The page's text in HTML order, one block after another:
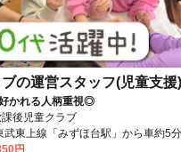
の運営スタッフ(児童支援)
かれる人柄重視◎
後児童クラブ
武東上線「みずほ台駅」から車約5